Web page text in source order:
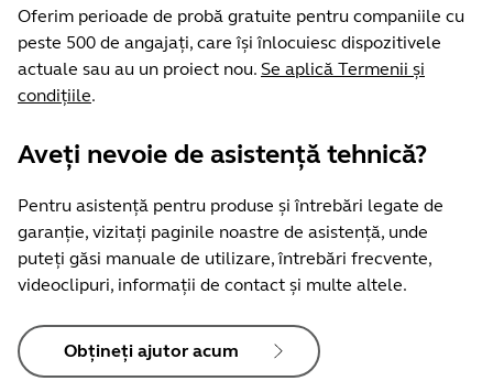
Oferim perioade de probă gratuite pentru companiile cu
peste 500 de angajați, care își înlocuiesc dispozitivele
actuale sau au un proiect nou. Se aplică Termenii și
condițiile.
Aveți nevoie de asistență tehnică?
Pentru asistență pentru produse și întrebări legate de
garanție, vizitați paginile noastre de asistență, unde
puteți găsi manuale de utilizare, întrebări frecvente,
videoclipuri, informații de contact și multe altele.
Obțineți ajutor acum